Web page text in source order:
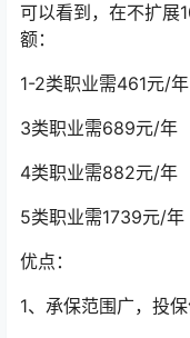
可以看到，在不扩展
额：
1-2类职业需461元/年
3类职业需689元/年
4类职业需882元/年
5类职业需1739元/年
优点：
1、承保范围广，投